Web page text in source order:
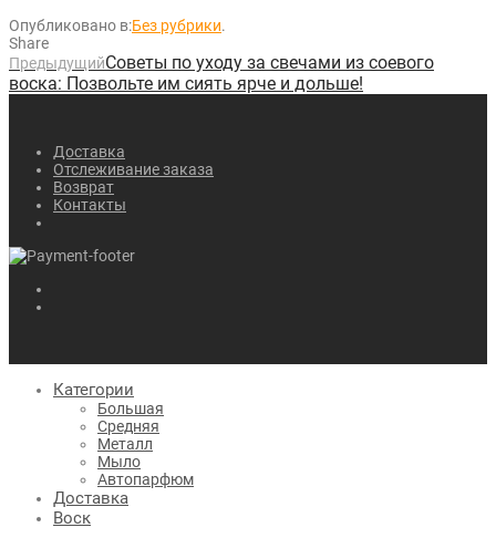
Опубликовано в:Без рубрики.
Share
ПредыдущийСоветы по уходу за свечами из соевого
воска: Позвольте им сиять ярче и дольше!
Доставка
Отслеживание заказа
Возврат
Контакты
Категории
Большая
Средняя
Металл
Мыло
Автопарфюм
Доставка
Воск